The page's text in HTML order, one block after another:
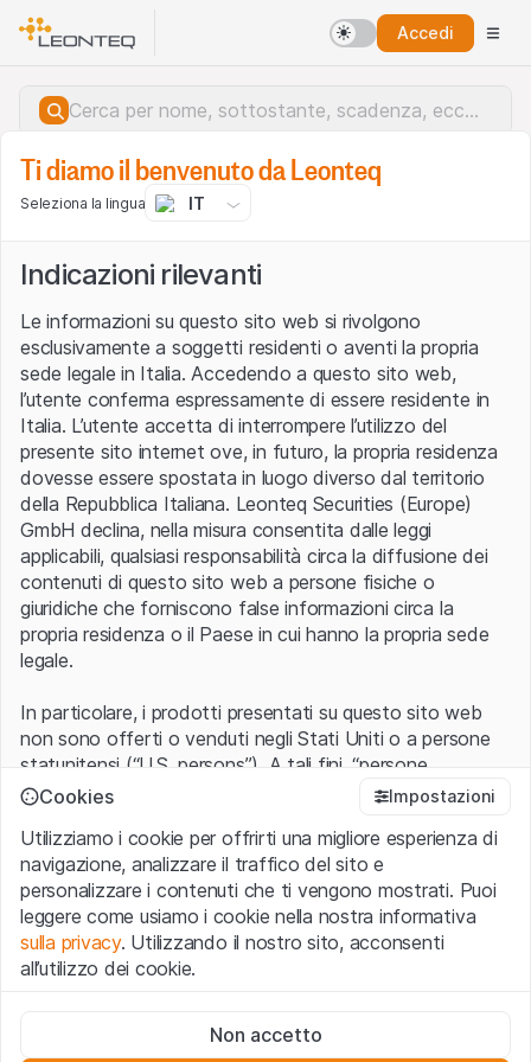
Accedi
Errore del server.
Ti diamo il benvenuto da Leonteq
Seleziona la lingua IT
Indicazioni rilevanti
Le informazioni su questo sito web si rivolgono
esclusivamente a soggetti residenti o aventi la propria
sede legale in Italia. Accedendo a questo sito web,
l’utente conferma espressamente di essere residente in
Italia. L’utente accetta di interrompere l’utilizzo del
presente sito internet ove, in futuro, la propria residenza
dovesse essere spostata in luogo diverso dal territorio
della Repubblica Italiana. Leonteq Securities (Europe)
GmbH declina, nella misura consentita dalle leggi
applicabili, qualsiasi responsabilità circa la diffusione dei
contenuti di questo sito web a persone fisiche o
giuridiche che forniscono false informazioni circa la
propria residenza o il Paese in cui hanno la propria sede
legale.
In particolare, i prodotti presentati su questo sito web
non sono offerti o venduti negli Stati Uniti o a persone
statunitensi (“U.S. persons”). A tali fini, “persone
statunitensi” vanno intese nel significato ad esse ascritto
1933 che include le persone residenti negli Stati Uniti
d’America, le società per azioni e le altre forme societarie
americane.
Condizioni di utilizzo e informazioni legali
Con l’accesso al sito web (di seguito, il “Sito”) si dichiara
avvertenze importanti e le condizioni di utilizzo ivi rese
Cookies Impostazioni
Utilizziamo i cookie per offrirti una migliore esperienza di
navigazione, analizzare il traffico del sito e
personalizzare i contenuti che ti vengono mostrati. Puoi
leggere come usiamo i cookie nella nostra informativa
sulla privacy. Utilizzando il nostro sito, acconsenti
all’utilizzo dei cookie.
Questi cookie sono necessari per il funzionamento del sito
Non accetto